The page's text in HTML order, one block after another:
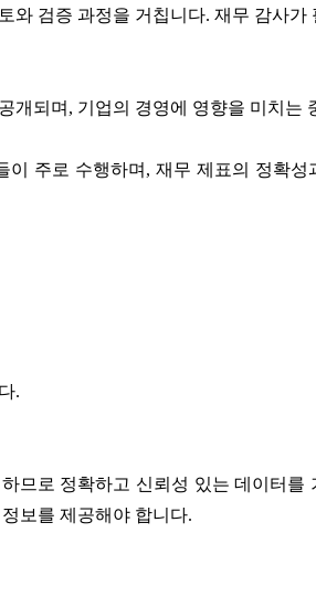
와 검증 과정을 거칩니다. 재무 감사가
개되며, 기업의 경영에 영향을 미치는
주로 수행하며, 재무 제표의 정확
.
므로 정확하고 신뢰성 있는 데이터를
보를 제공해야 합니다.